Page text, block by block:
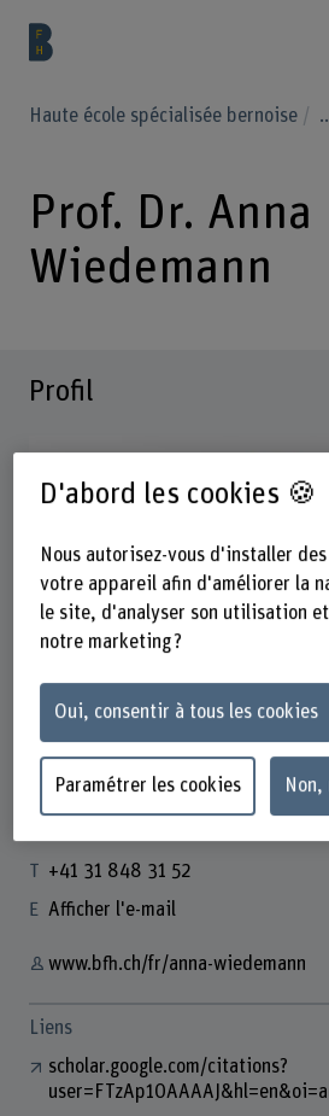
Haute école spécialisée bernoise
Prof. Dr. Anna
Wiedemann
Profil
Prof. Dr. Anna Wiedemann
Dozentin
+41 31 848 31 52
Afficher l'e-mail
www.bfh.ch/fr/anna-wiedemann
Liens
scholar.google.com/citations?
D'abord les cookies 🍪
Nous autorisez-vous d'installer
votre appareil afin d'améliorer la
le site, d'analyser son utilisation
notre marketing ?
Oui, consentir à tous les cookies
Paramétrer les cookies